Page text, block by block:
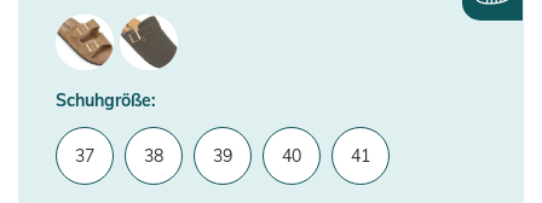
Schuhgröße:
37 38 39 40 41